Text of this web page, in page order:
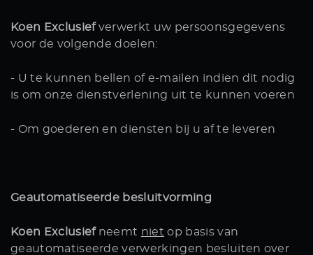
Koen Exclusiefverwerkt uw persoonsgegevens
voor de volgende doelen:
- U te kunnen bellen of e-mailen indien dit nodig
is om onze dienstverlening uit te kunnen voeren
- Om goederen en diensten bij u af te leveren
Geautomatiseerde besluitvorming
Koen Exclusiefneemt niet op basis van
geautomatiseerde verwerkingen besluiten over